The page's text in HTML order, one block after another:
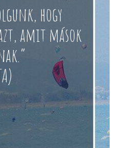
hogy
amit mások